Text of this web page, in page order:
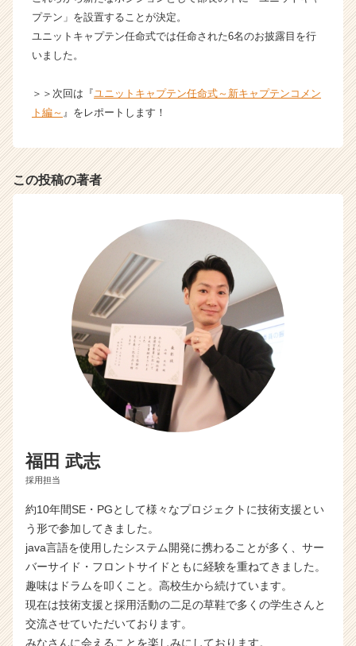
ベ
ン
成
長
業
ウ
ト
が
届
活
サ
イ
ト
チ
ア
h
e
e
r
C
a
r
プテン」を設置することが決定。
ユニットキャプテン任命式では任命された6名のお披露目を行
いました。
＞＞次回は『ユニットキャプテン任命式～新キャプテンコメン
ト編～ 』をレポートします！
この投稿の著者
福田 武志
採用担当
約10年間SE・PGとして様々なプロジェクトに技術支援とい
う形で参加してきました。
java言語を使用したシステム開発に携わることが多く、サー
バーサイド・フロントサイドともに経験を重ねてきました。
趣味はドラムを叩くこと。高校生から続けています。
現在は技術支援と採用活動の二足の草鞋で多くの学生さんと
交流させていただいております。
みなさんに会えることを楽しみにしております。